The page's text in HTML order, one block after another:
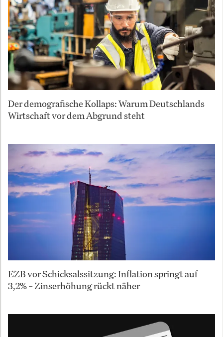
Der demografische Kollaps: Warum Deutschlands
Wirtschaft vor dem Abgrund steht
EZB vor Schicksalssitzung: Inflation springt auf
3,2% – Zinserhöhung rückt näher